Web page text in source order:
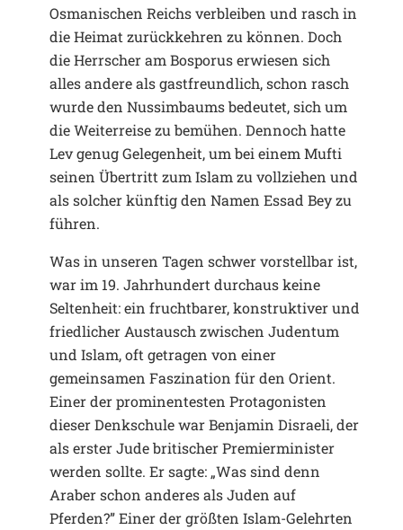
Osmanischen Reichs verbleiben und rasch in
die Heimat zurückkehren zu können. Doch
die Herrscher am Bosporus erwiesen sich
alles andere als gastfreundlich, schon rasch
wurde den Nussimbaums bedeutet, sich um
die Weiterreise zu bemühen. Dennoch hatte
Lev genug Gelegenheit, um bei einem Mufti
seinen Übertritt zum Islam zu vollziehen und
als solcher künftig den Namen Essad Bey zu
führen.
Was in unseren Tagen schwer vorstellbar ist,
war im 19. Jahrhundert durchaus keine
Seltenheit: ein fruchtbarer, konstruktiver und
friedlicher Austausch zwischen Judentum
und Islam, oft getragen von einer
gemeinsamen Faszination für den Orient.
Einer der prominentesten Protagonisten
dieser Denkschule war Benjamin Disraeli, der
als erster Jude britischer Premierminister
werden sollte. Er sagte: „Was sind denn
Araber schon anderes als Juden auf
Pferden?” Einer der größten Islam-Gelehrten